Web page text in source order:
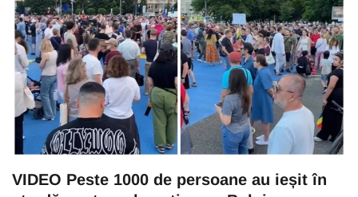
VIDEO Peste 1000 de persoane au ieșit în